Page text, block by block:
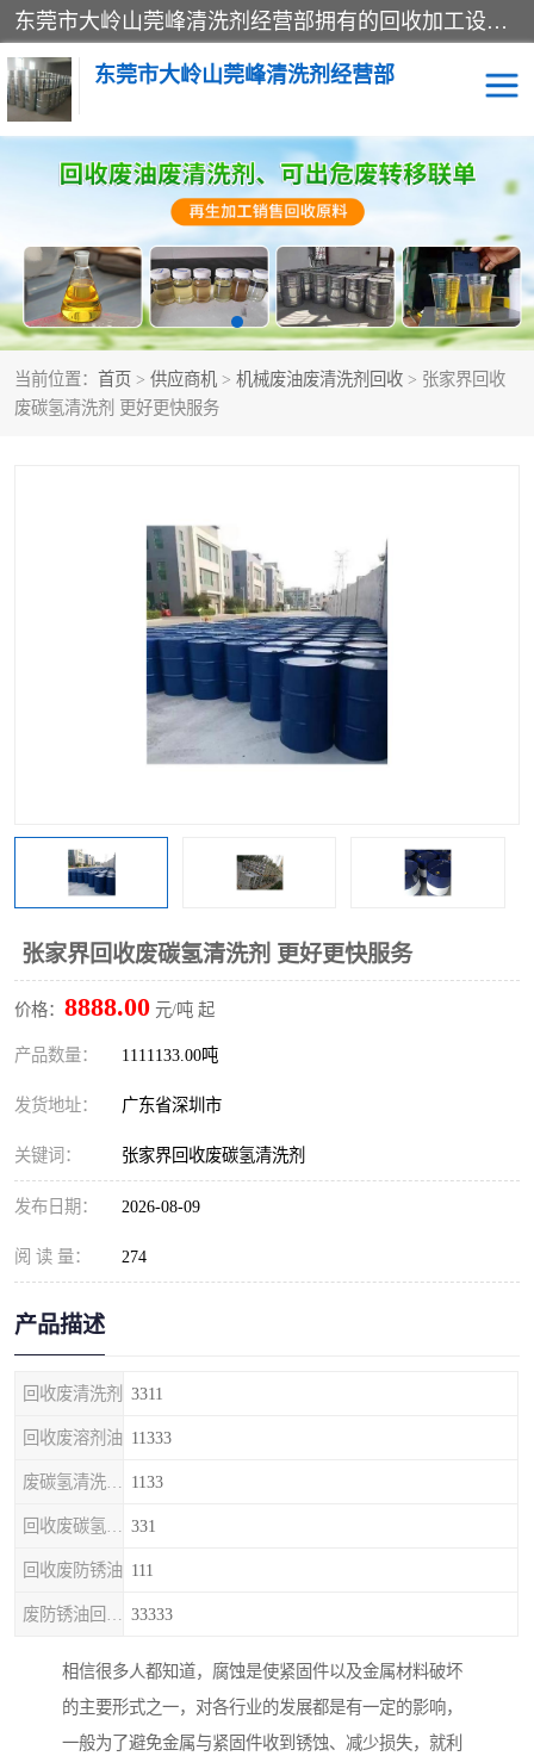
东莞市大岭山莞峰清洗剂经营部拥有的回收加工设备，大量废油回收、废清洗剂回收、废溶剂油回收、机械废油废清洗剂回收、废碳氢回收、碳氢液压油回收、碳氢二氯回收等废清洗剂处理；我们只是提供废旧化工原料的循环使用存放点，执行正规的存放，有正规的回收资质处理。同时我们公司批发零售回收级清洗剂，脱模油再生基础油，质量保证。
东莞市大岭山莞峰清洗剂经营部
当前位置： 首页 > 供应商机 > 机械废油废清洗剂回收 > 张家界回收
废碳氢清洗剂 更好更快服务
张家界回收废碳氢清洗剂 更好更快服务
价格： 8888.00 元/吨 起
产品数量： 1111133.00吨
发货地址： 广东省深圳市
关键词： 张家界回收废碳氢清洗剂
发布日期： 2026-08-09
阅 读 量： 274
产品描述
回收废清洗剂 3311
回收废溶剂油 11333
1133
331
回收废防锈油 111
33333
相信很多人都知道，腐蚀是使紧固件以及金属材料破坏
的主要形式之一，对各行业的发展都是有一定的影响，
一般为了避免金属与紧固件收到锈蚀、减少损失，就利
废清洗剂回收
废溶剂油回收 机械废油废清洗剂回收
废碳氢回收 碳氢液压油回收
碳氢二氯回收 回收废三四氯乙烯
回收废清洗剂 上门回收废清洗剂